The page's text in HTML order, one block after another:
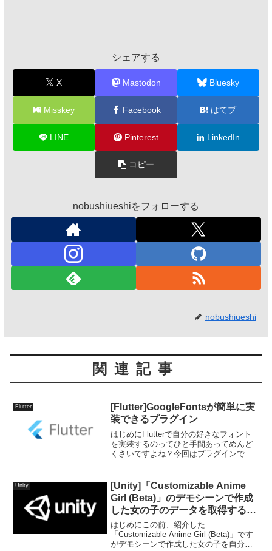
シェアする
X Mastodon Bluesky
Misskey Facebook はてブ
LINE Pinterest LinkedIn
コピー
nobushiueshiをフォローする
nobushiueshi
関連記事
Flutter
[Flutter]GoogleFontsが簡単に実
装できるプラグイン
はじめにFlutterで自分の好きなフォント
を実装するのってひと手間あってめんど
くさいですよね？今回はプラグインで簡
2.0.0実...
Unity
[Unity]「Customizable Anime
Girl (Beta)」のデモシーンで作成
した女の子のデータを取得する方
法
はじめにこの前、紹介した
「Customizable Anime Girl (Beta)」です
がデモシーンで作成した女の子を自分の